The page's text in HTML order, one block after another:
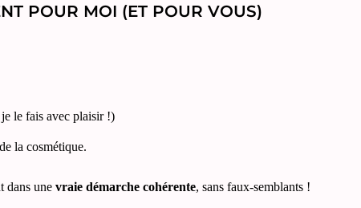
POUR MOI (ET POUR VOUS)
je le fais avec plaisir !)
la cosmétique.
dans une vraie démarche cohérente, sans faux-semblants !